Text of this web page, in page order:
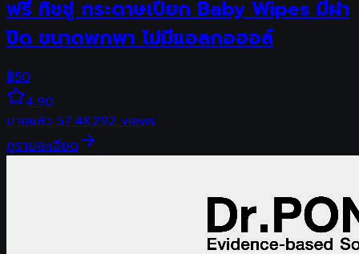
ฟรี ทิชชู่ กระดาษเปียก Baby Wipes มีฝา
ปิด ขนาดพกพา ไม่มีแอลกอฮอล์
฿50
4.90
ขายแล้ว57.4K292views
ดูรายละเอียด